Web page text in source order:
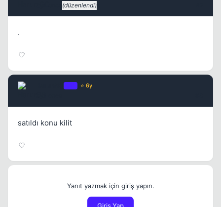
(düzenlendi)
.
⭐ 6y
satıldı konu kilit
Yanıt yazmak için giriş yapın.